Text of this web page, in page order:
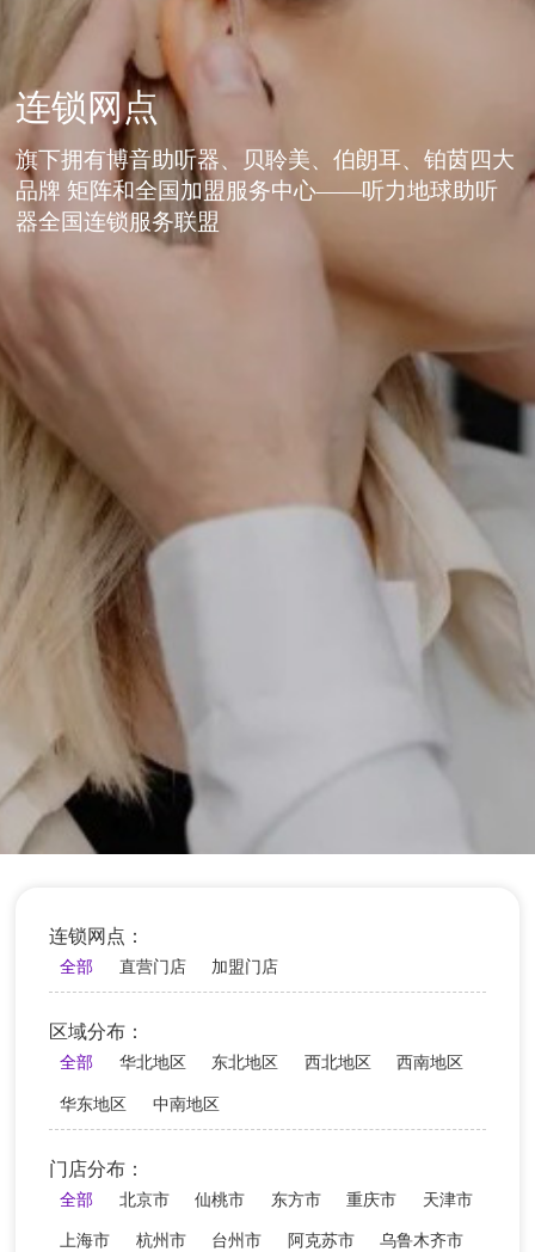
连锁网点
旗下拥有博音助听器、贝聆美、伯朗耳、铂茵四大
品牌 矩阵和全国加盟服务中心——听力地球助听
器全国连锁服务联盟
连锁网点：
全部 直营门店 加盟门店
区域分布：
全部 华北地区 东北地区 西北地区 西南地区
华东地区 中南地区
门店分布：
全部 北京市 仙桃市 东方市 重庆市 天津市
上海市 杭州市 台州市 阿克苏市 乌鲁木齐市